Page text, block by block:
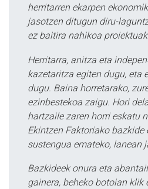
herritarren ekarpen
jasotzen ditugun diru-
ez baitira nahikoa
Herritarra, anitza eta
kazetaritza egiten dugu, eta
dugu. Baina horretarako,
ezinbestekoa zaigu. Hori
hartzaile zaren horri eskatu
Ekintzen Faktoriako bazkide
sustengua emateko, lanean
Bazkideek onura eta
gainera, beheko botoian klik